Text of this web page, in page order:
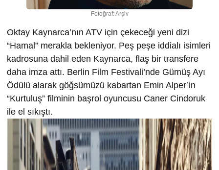
Fotoğraf: Arşiv
Oktay Kaynarca’nın ATV için çekeceği yeni dizi
“Hamal” merakla bekleniyor. Peş peşe iddialı isimleri
kadrosuna dahil eden Kaynarca, flaş bir transfere
daha imza attı. Berlin Film Festivali’nde Gümüş Ayı
Ödülü alarak göğsümüzü kabartan Emin Alper’in
“Kurtuluş” filminin başrol oyuncusu Caner Cindoruk
ile el sıkıştı.